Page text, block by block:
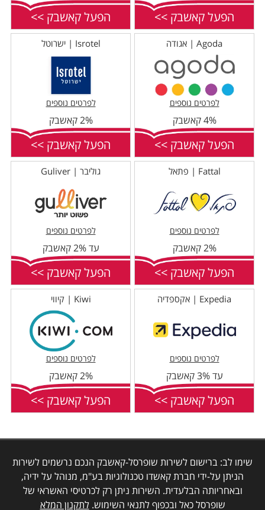
הפעל קאשבק >> הפעל קאשבק >>
Agoda | אגודה
לפרטים נוספים
4% קאשבק
הפעל קאשבק >>
Isrotel | ישרוטל
לפרטים נוספים
2% קאשבק
הפעל קאשבק >>
Fattal | פתאל
לפרטים נוספים
2% קאשבק
הפעל קאשבק >>
גוליבר | Guliver
לפרטים נוספים
עד 2% קאשבק
הפעל קאשבק >>
Expedia | אקספדיה
לפרטים נוספים
עד 3% קאשבק
הפעל קאשבק >>
Kiwi | קיווי
לפרטים נוספים
2% קאשבק
הפעל קאשבק >>
שימו לב: ברישום לשירות שופרסל-קאשבק הנכם נרשמים לשירות
הניתן על-ידי חברת קאשדו טכנולוגיות בע"מ, מנוהל על ידיה,
ובאחריותה הבלעדית. השירות ניתן רק לכרטיסי האשראי של
שופרסל כאל ובכפוף לתנאי השימוש.לתקנון המלא